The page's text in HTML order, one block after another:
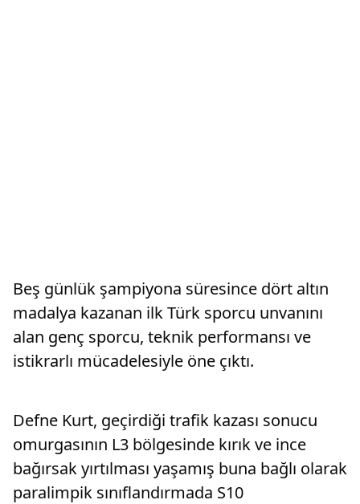
Beş günlük şampiyona süresince dört altın
madalya kazanan ilk Türk sporcu unvanını
alan genç sporcu, teknik performansı ve
istikrarlı mücadelesiyle öne çıktı.
Defne Kurt, geçirdiği trafik kazası sonucu
omurgasının L3 bölgesinde kırık ve ince
bağırsak yırtılması yaşamış buna bağlı olarak
paralimpik sınıflandırmada S10